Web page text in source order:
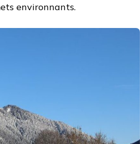
environnants.